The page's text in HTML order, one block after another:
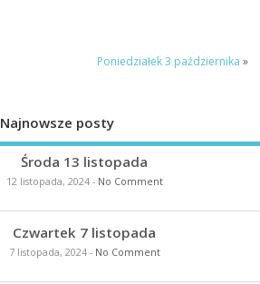
Poniedziałek 3 października »
Najnowsze posty
Środa 13 listopada
12 listopada, 2024- No Comment
Czwartek 7 listopada
7 listopada, 2024- No Comment